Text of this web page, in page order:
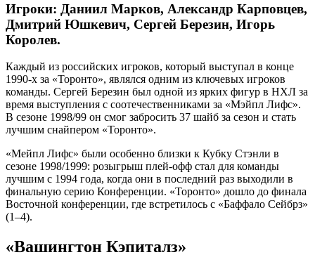
Игроки: Даниил Марков, Александр Карповцев,
Дмитрий Юшкевич, Сергей Березин, Игорь
Королев.
Каждый из российских игроков, который выступал в конце
1990-х за «Торонто», являлся одним из ключевых игроков
команды. Сергей Березин был одной из ярких фигур в НХЛ за
время выступления с соотечественниками за «Мэйпл Лифс».
В сезоне 1998/99 он смог забросить 37 шайб за сезон и стать
лучшим снайпером «Торонто».
«Мейпл Лифс» были особенно близки к Кубку Стэнли в
сезоне 1998/1999: розыгрыш плей-офф стал для команды
лучшим с 1994 года, когда они в последний раз выходили в
финальную серию Конференции. «Торонто» дошло до финала
Восточной конференции, где встретилось с «Баффало Сейбрз»
(1–4).
«Вашингтон Кэпиталз»